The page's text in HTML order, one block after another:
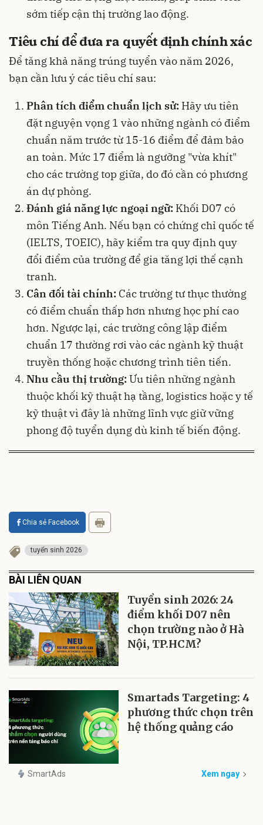
sớm tiếp cận thị trường lao động.
Tiêu chí để đưa ra quyết định chính xác
Để tăng khả năng trúng tuyển vào năm 2026,
bạn cần lưu ý các tiêu chí sau:
Phân tích điểm chuẩn lịch sử: Hãy ưu tiên
đặt nguyện vọng 1 vào những ngành có điểm
chuẩn năm trước từ 15-16 điểm để đảm bảo
an toàn. Mức 17 điểm là ngưỡng "vừa khít"
cho các trường top giữa, do đó cần có phương
án dự phòng.
Đánh giá năng lực ngoại ngữ: Khối D07 có
môn Tiếng Anh. Nếu bạn có chứng chỉ quốc tế
(IELTS, TOEIC), hãy kiểm tra quy định quy
đổi điểm của trường để gia tăng lợi thế cạnh
tranh.
Cân đối tài chính: Các trường tư thục thường
có điểm chuẩn thấp hơn nhưng học phí cao
hơn. Ngược lại, các trường công lập điểm
chuẩn 17 thường rơi vào các ngành kỹ thuật
truyền thống hoặc chương trình tiên tiến.
Nhu cầu thị trường:Ưu tiên những ngành
thuộc khối kỹ thuật hạ tầng, logistics hoặc y tế
kỹ thuật vì đây là những lĩnh vực giữ vững
phong độ tuyển dụng dù kinh tế biến động.
Chia sẻ Facebook
tuyển sinh 2026
BÀI LIÊN QUAN
Tuyển sinh 2026: 24
điểm khối D07 nên
chọn trường nào ở Hà
Nội, TP.HCM?
Smartads Targeting: 4
phương thức chọn trên
hệ thống quảng cáo
SmartAds Xem ngay